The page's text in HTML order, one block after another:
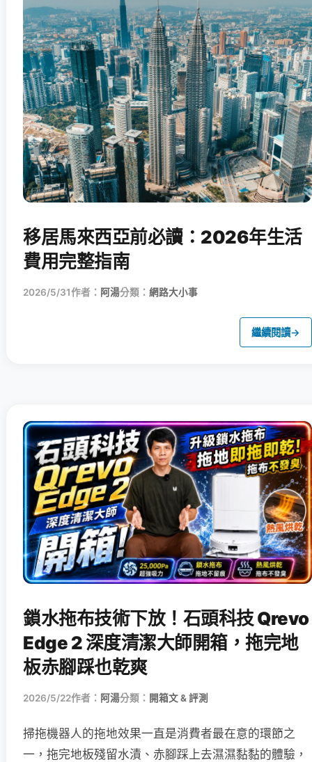
移居馬來西亞前必讀：2026年生活
費用完整指南
2026/5/31作者： 阿湯分類： 網路大小事
繼續閱讀→
鎖水拖布技術下放！石頭科技 Qrevo
Edge 2 深度清潔大師開箱，拖完地
板赤腳踩也乾爽
2026/5/22作者： 阿湯分類： 開箱文 & 評測
掃拖機器人的拖地效果一直是消費者最在意的環節之
一，拖完地板殘留水漬、赤腳踩上去濕濕黏黏的體驗，